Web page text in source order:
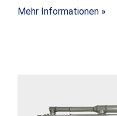
Mehr Informationen »